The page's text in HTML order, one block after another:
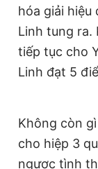
Phó tổng biên
Tổng thư ký tòa
© 2003-2026 Bản
chép dưới mọi
bản. Phát triển
hóa giải hiệu
Linh tung ra.
tiếp tục cho
Linh đạt 5
Không còn
cho hiệp 3
ngược tình